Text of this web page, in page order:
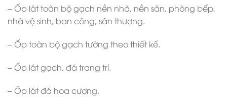
– Ốp lát toàn bộ gạch nền nhà, nền sân, phòng bếp,
nhà vệ sinh, ban công, sân thượng.
– Ốp toàn bộ gạch tường theo thiết kế.
– Ốp lát gạch, đá trang trí.
– Ốp lát đá hoa cương.